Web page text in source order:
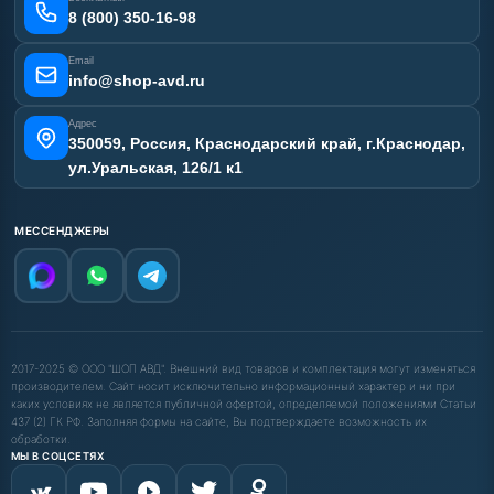
Карта сайта
8 (800) 350-16-98
Email
info@shop-avd.ru
Адрес
350059, Россия, Краснодарский край, г.Краснодар,
ул.Уральская, 126/1 к1
МЕССЕНДЖЕРЫ
2017-2025 © ООО "ШОП АВД". Внешний вид товаров и комплектация могут изменяться
производителем. Сайт носит исключительно информационный характер и ни при
каких условиях не является публичной офертой, определяемой положениями Статьи
437 (2) ГК РФ. Заполняя формы на сайте, Вы подтверждаете возможность их
обработки.
МЫ В СОЦСЕТЯХ